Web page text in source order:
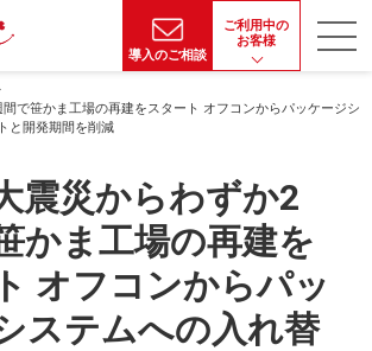
導入のご相談
ご利用中の
お客様
で笹かま工場の再建をスタート オフコンからパッケージシ
と開発期間を削減
震災からわずか2
かま工場の再建を
オフコンからパッ
ステムへの入れ替